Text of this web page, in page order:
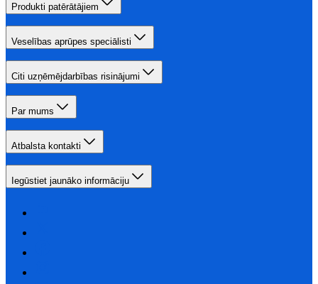
Produkti patērātājiem
Veselības aprūpes speciālisti
Citi uzņēmējdarbības risinājumi
Par mums
Atbalsta kontakti
Iegūstiet jaunāko informāciju